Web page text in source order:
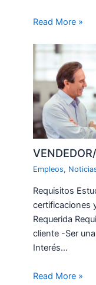
Read More »
Empleos,
Requisitos
certificaciones
Requerida
cliente -Ser
Interés…
Read More »